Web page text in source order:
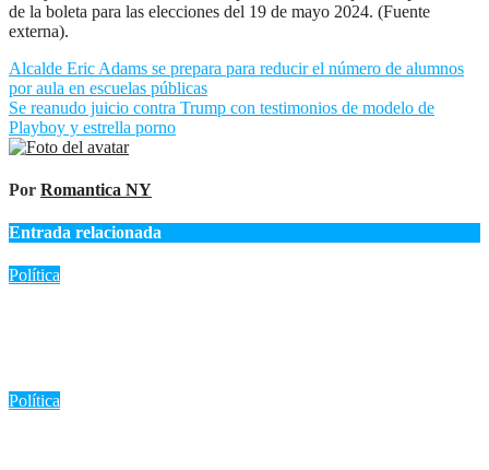
de la boleta para las elecciones del 19 de mayo 2024. (Fuente
externa).
Navegación
de
entradas
Alcalde Eric Adams se prepara para reducir el número de alumnos
por aula en escuelas públicas
Se reanudo juicio contra Trump con testimonios de modelo de
Playboy y estrella porno
Por Romantica NY
Entrada relacionada
Política
Política